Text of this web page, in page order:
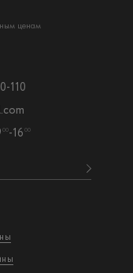
ценам
110
00-16 00